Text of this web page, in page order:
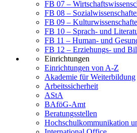
FB 07 –
FB 08 –
FB 09 –
FB 10 – Sprach- und
FB 11 – Human- und
FB 12 – Erziehungs- und
Einrichtungen
Einrichtungen von A-Z
Akademie für Weiterbildung
Arbeitssicherheit
AStA
BAföG-Amt
Beratungsstellen
Hochschulkommunikation